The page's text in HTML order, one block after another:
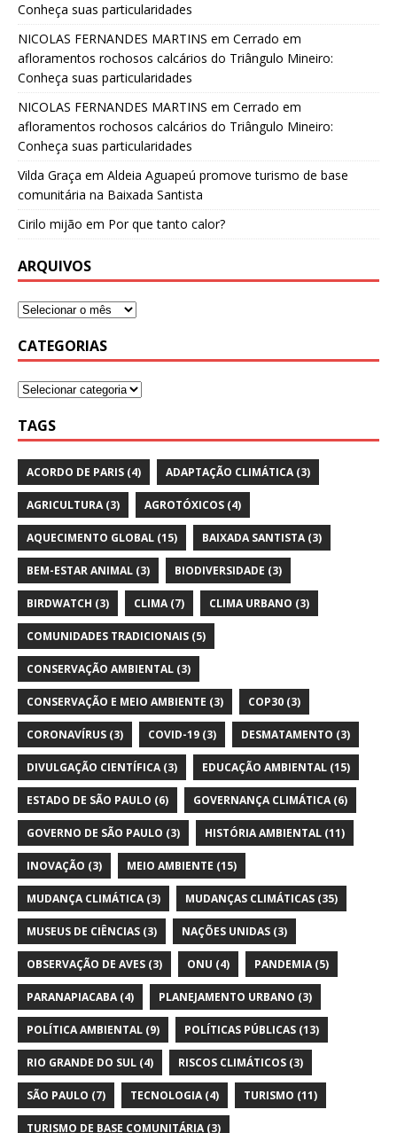
Conheça suas particularidades
NICOLAS FERNANDES MARTINS em Cerrado em
afloramentos rochosos calcários do Triângulo Mineiro:
Conheça suas particularidades
NICOLAS FERNANDES MARTINS em Cerrado em
afloramentos rochosos calcários do Triângulo Mineiro:
Conheça suas particularidades
Vilda Graça em Aldeia Aguapeú promove turismo de base
comunitária na Baixada Santista
Cirilo mijão em Por que tanto calor?
ARQUIVOS
CATEGORIAS
TAGS
ACORDO DE PARIS (4) ADAPTAÇÃO CLIMÁTICA(3)
AGRICULTURA(3) AGROTÓXICOS (4)
AQUECIMENTO GLOBAL (15) BAIXADA SANTISTA(3)
BEM-ESTAR ANIMAL (3) BIODIVERSIDADE (3)
BIRDWATCH (3) CLIMA(7) CLIMA URBANO (3)
COMUNIDADES TRADICIONAIS (5)
CONSERVAÇÃO AMBIENTAL (3)
CONSERVAÇÃO E MEIO AMBIENTE (3) COP30 (3)
CORONAVÍRUS (3) COVID-19 (3) DESMATAMENTO (3)
DIVULGAÇÃO CIENTÍFICA(3) EDUCAÇÃO AMBIENTAL (15)
ESTADO DE SÃO PAULO (6) GOVERNANÇA CLIMÁTICA(6)
GOVERNO DE SÃO PAULO (3) HISTÓRIA AMBIENTAL (11)
INOVAÇÃO (3) MEIO AMBIENTE (15)
MUDANÇA CLIMÁTICA(3) MUDANÇAS CLIMÁTICAS (35)
MUSEUS DE CIÊNCIAS (3) NAÇÕES UNIDAS (3)
OBSERVAÇÃO DE AVES (3) ONU (4) PANDEMIA(5)
PARANAPIACABA(4) PLANEJAMENTO URBANO (3)
POLÍTICA AMBIENTAL (9) POLÍTICAS PÚBLICAS (13)
RIO GRANDE DO SUL (4) RISCOS CLIMÁTICOS (3)
SÃO PAULO (7) TECNOLOGIA(4) TURISMO (11)
TURISMO DE BASE COMUNITÁRIA(3)